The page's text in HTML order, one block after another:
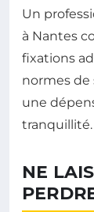
Un
à Nantes
fixations
normes de
une
tranquillité.
NE